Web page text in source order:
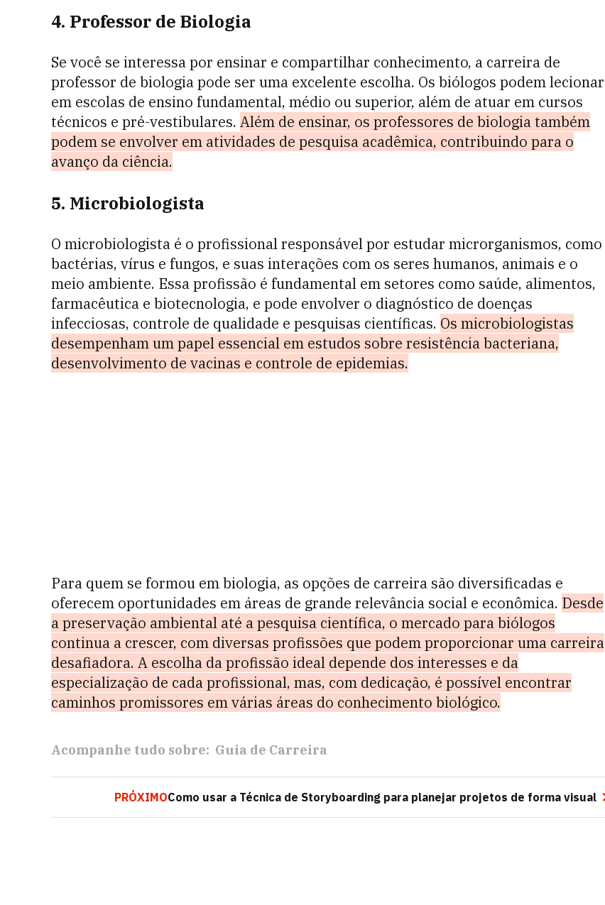
4. Professor de Biologia
Se você se interessa por ensinar e compartilhar conhecimento, a carreira de
professor de biologia pode ser uma excelente escolha. Os biólogos podem lecionar
em escolas de ensino fundamental, médio ou superior, além de atuar em cursos
técnicos e pré-vestibulares. Além de ensinar, os professores de biologia também
podem se envolver em atividades de pesquisa acadêmica, contribuindo para o
avanço da ciência.
5. Microbiologista
O microbiologista é o profissional responsável por estudar microrganismos, como
bactérias, vírus e fungos, e suas interações com os seres humanos, animais e o
meio ambiente. Essa profissão é fundamental em setores como saúde, alimentos,
farmacêutica e biotecnologia, e pode envolver o diagnóstico de doenças
infecciosas, controle de qualidade e pesquisas científicas. Os microbiologistas
desempenham um papel essencial em estudos sobre resistência bacteriana,
desenvolvimento de vacinas e controle de epidemias.
Para quem se formou em biologia, as opções de carreira são diversificadas e
oferecem oportunidades em áreas de grande relevância social e econômica. Desde
a preservação ambiental até a pesquisa científica, o mercado para biólogos
continua a crescer, com diversas profissões que podem proporcionar uma carreira
desafiadora. A escolha da profissão ideal depende dos interesses e da
especialização de cada profissional, mas, com dedicação, é possível encontrar
caminhos promissores em várias áreas do conhecimento biológico.
Acompanhe tudo sobre: Guia de Carreira
PRÓXIMOComo usar a Técnica de Storyboarding para planejar projetos de forma visual